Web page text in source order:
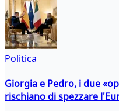
Politica
Giorgia e Pedro, i due
rischiano di spezzare